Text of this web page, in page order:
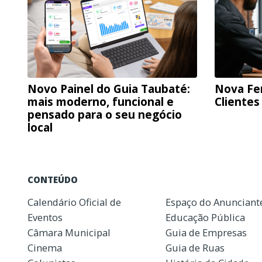
Novo Painel do Guia Taubaté:
mais moderno, funcional e
pensado para o seu negócio
local
Nova
Clientes
CONTEÚDO
Calendário Oficial de
Eventos
Câmara Municipal
Cinema
Espaço do
Educação Pública
Guia de Empresas
Guia de Ruas